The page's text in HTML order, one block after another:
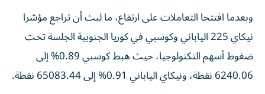
وبعدما افتتحا التعاملات على ارتفاع، ما لبث أن تراجع مؤشرا
نيكاي 225 الياباني وكوسبي في كوريا الجنوبية الجلسة تحت
ضغوط أسهم التكنولوجيا، حيث هبط كوسبي 0.89% إلى
6240.06 نقطة، ونيكاي الياباني 0.91% إلى 65083.44 نقطة.